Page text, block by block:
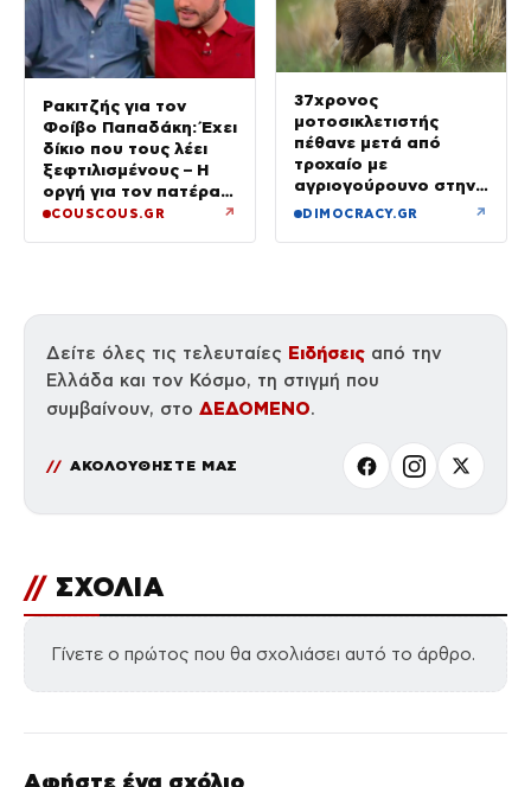
Ρακιτζής για τον
Φοίβο Παπαδάκη: Έχει
δίκιο που τους λέει
ξεφτιλισμένους – Η
οργή για τον πατέρα
του
COUSCOUS.GR ↗
37χρονος
μοτοσικλετιστής
πέθανε μετά από
τροχαίο με
αγριογούρουνο στην
Εύβοια
DIMOCRACY.GR ↗
Δείτε όλες τις τελευταίες Ειδήσεις από την
Ελλάδα και τον Κόσμο, τη στιγμή που
συμβαίνουν, στο ΔΕΔΟΜΕΝΟ.
ΑΚΟΛΟΥΘΗΣΤΕ ΜΑΣ
// ΣΧΟΛΙΑ
Γίνετε ο πρώτος που θα σχολιάσει αυτό το άρθρο.